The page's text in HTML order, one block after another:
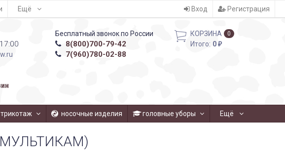
Ещё Вход Регистрация
Бесплатный звонок по России
8(800)700-79-42
7(960)780-02-88
КОРЗИНА 0
Итого: 0₽
трикотаж носочные изделия головные уборы Ещё